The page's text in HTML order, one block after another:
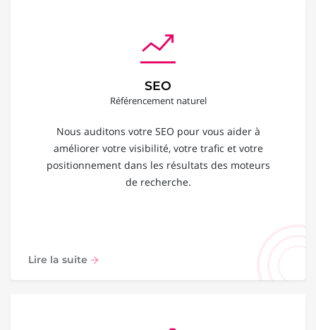
SEO
Référencement naturel
Nous auditons votre SEO pour vous aider à
améliorer votre visibilité, votre trafic et votre
positionnement dans les résultats des moteurs
de recherche.
Lire la suite